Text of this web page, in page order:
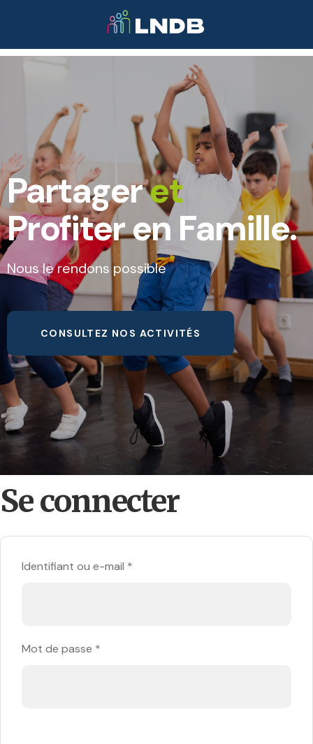
Partageret
Profiter en Famille.
Nous le rendons possible
CONSULTEZ NOS ACTIVITÉS
Se connecter
Identifiant ou e-mail *
Mot de passe *